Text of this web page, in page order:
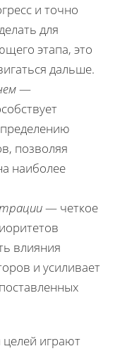
и точно
для
этапа, это
дальше.
—
позволяя
наиболее
— четкое
влияния
и усиливает
целей играют